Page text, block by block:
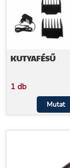
KUTYAFÉSŰ
1 db
Mutat